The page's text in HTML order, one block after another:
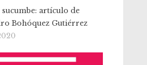
artículo de
Bohóquez Gutiérrez